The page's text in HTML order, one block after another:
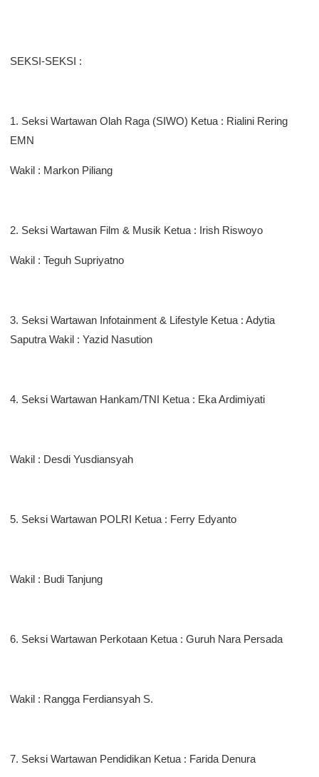
SEKSI-SEKSI :
1. Seksi Wartawan Olah Raga (SIWO) Ketua : Rialini Rering
EMN
Wakil : Markon Piliang
2. Seksi Wartawan Film & Musik Ketua : Irish Riswoyo
Wakil : Teguh Supriyatno
3. Seksi Wartawan Infotainment & Lifestyle Ketua : Adytia
Saputra Wakil : Yazid Nasution
4. Seksi Wartawan Hankam/TNI Ketua : Eka Ardimiyati
Wakil : Desdi Yusdiansyah
5. Seksi Wartawan POLRI Ketua : Ferry Edyanto
Wakil : Budi Tanjung
6. Seksi Wartawan Perkotaan Ketua : Guruh Nara Persada
Wakil : Rangga Ferdiansyah S.
7. Seksi Wartawan Pendidikan Ketua : Farida Denura